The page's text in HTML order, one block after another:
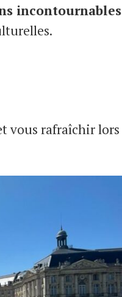
incontournables
vous rafraîchir lors